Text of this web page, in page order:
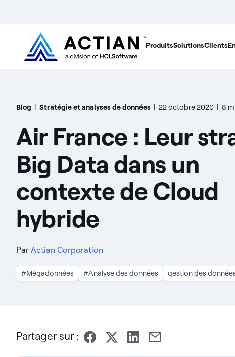
ProduitsSolutionsClients
Blog | Stratégie et analyses de données | 22 octobre 2020 | 8
Air France : Leur
Big Data dans un
contexte de Cloud
hybride
Par Actian Corporation
#Mégadonnées #Analyse des données gestion des
Partager sur :